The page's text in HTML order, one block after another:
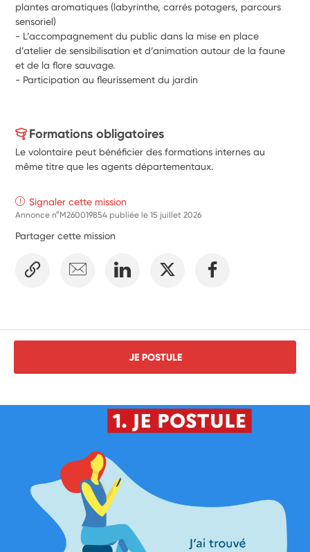
plantes aromatiques (labyrinthe, carrés potagers, parcours
sensoriel)
- L’accompagnement du public dans la mise en place
d’atelier de sensibilisation et d’animation autour de la faune
et de la flore sauvage.
- Participation au fleurissement du jardin
Formations obligatoires
Le volontaire peut bénéficier des formations internes au
même titre que les agents départementaux.
Signaler cette mission
Annonce n°M260019854 publiée le15 juillet 2026
Partager cette mission
JE POSTULE